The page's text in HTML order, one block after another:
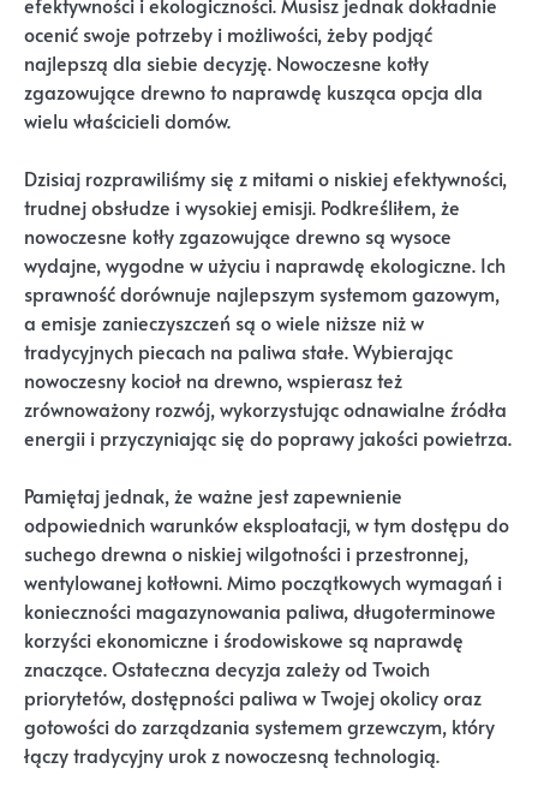
ocenić swoje potrzeby i możliwości, żeby podjąć
najlepszą dla siebie decyzję. Nowoczesne kotły
zgazowujące drewno to naprawdę kusząca opcja dla
wielu właścicieli domów.
Dzisiaj rozprawiliśmy się z mitami o niskiej efektywności,
trudnej obsłudze i wysokiej emisji. Podkreśliłem, że
nowoczesne kotły zgazowujące drewno są wysoce
wydajne, wygodne w użyciu i naprawdę ekologiczne. Ich
sprawność dorównuje najlepszym systemom gazowym,
a emisje zanieczyszczeń są o wiele niższe niż w
tradycyjnych piecach na paliwa stałe. Wybierając
nowoczesny kocioł na drewno, wspierasz też
zrównoważony rozwój, wykorzystując odnawialne źródła
energii i przyczyniając się do poprawy jakości powietrza.
Pamiętaj jednak, że ważne jest zapewnienie
odpowiednich warunków eksploatacji, w tym dostępu do
suchego drewna o niskiej wilgotności i przestronnej,
wentylowanej kotłowni. Mimo początkowych wymagań i
konieczności magazynowania paliwa, długoterminowe
korzyści ekonomiczne i środowiskowe są naprawdę
znaczące. Ostateczna decyzja zależy od Twoich
priorytetów, dostępności paliwa w Twojej okolicy oraz
gotowości do zarządzania systemem grzewczym, który
łączy tradycyjny urok z nowoczesną technologią.